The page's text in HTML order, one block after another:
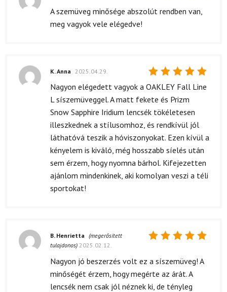
Értékelés:
A szemüveg minősége abszolút rendben van,
meg vagyok vele elégedve!
Értékelés:
K. Anna 2025.04.29.
Nagyon elégedett vagyok a OAKLEY Fall Line
L síszemüveggel. A matt fekete és Prizm
Snow Sapphire Iridium lencsék tökéletesen
illeszkednek a stílusomhoz, és rendkívül jól
láthatóvá teszik a hóviszonyokat. Ezen kívül a
kényelem is kiváló, még hosszabb síelés után
sem érzem, hogy nyomna bárhol. Kifejezetten
ajánlom mindenkinek, aki komolyan veszi a téli
sportokat!
5 / 5
B. Henrietta (megerősített
tulajdonos) 2025.02.12.
Nagyon jó beszerzés volt ez a síszemüveg! A
minőségét érzem, hogy megérte az árát. A
lencsék nem csak jól néznek ki, de tényleg